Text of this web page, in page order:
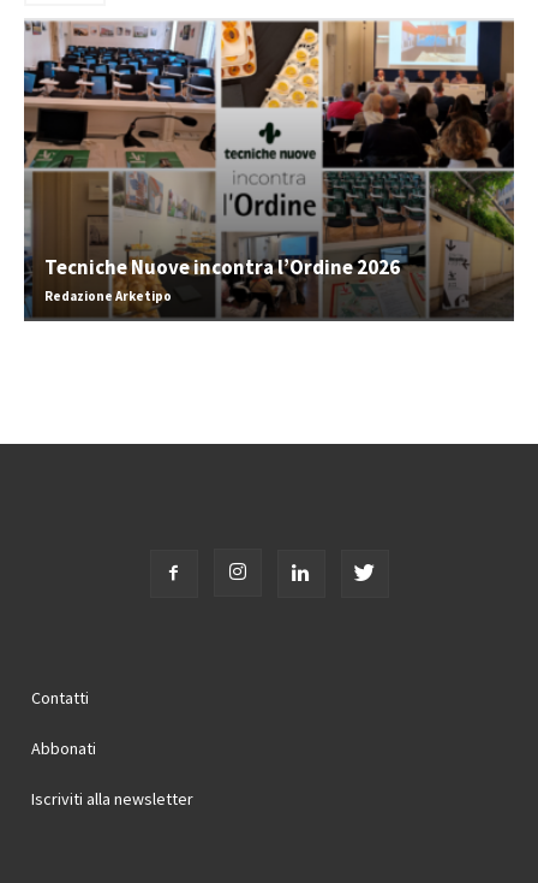
Tecniche Nuove incontra l’Ordine 2026
Redazione Arketipo
Contatti
Abbonati
Iscriviti alla newsletter